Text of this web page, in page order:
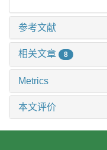
参考文献
相关文章 8
Metrics
本文评价